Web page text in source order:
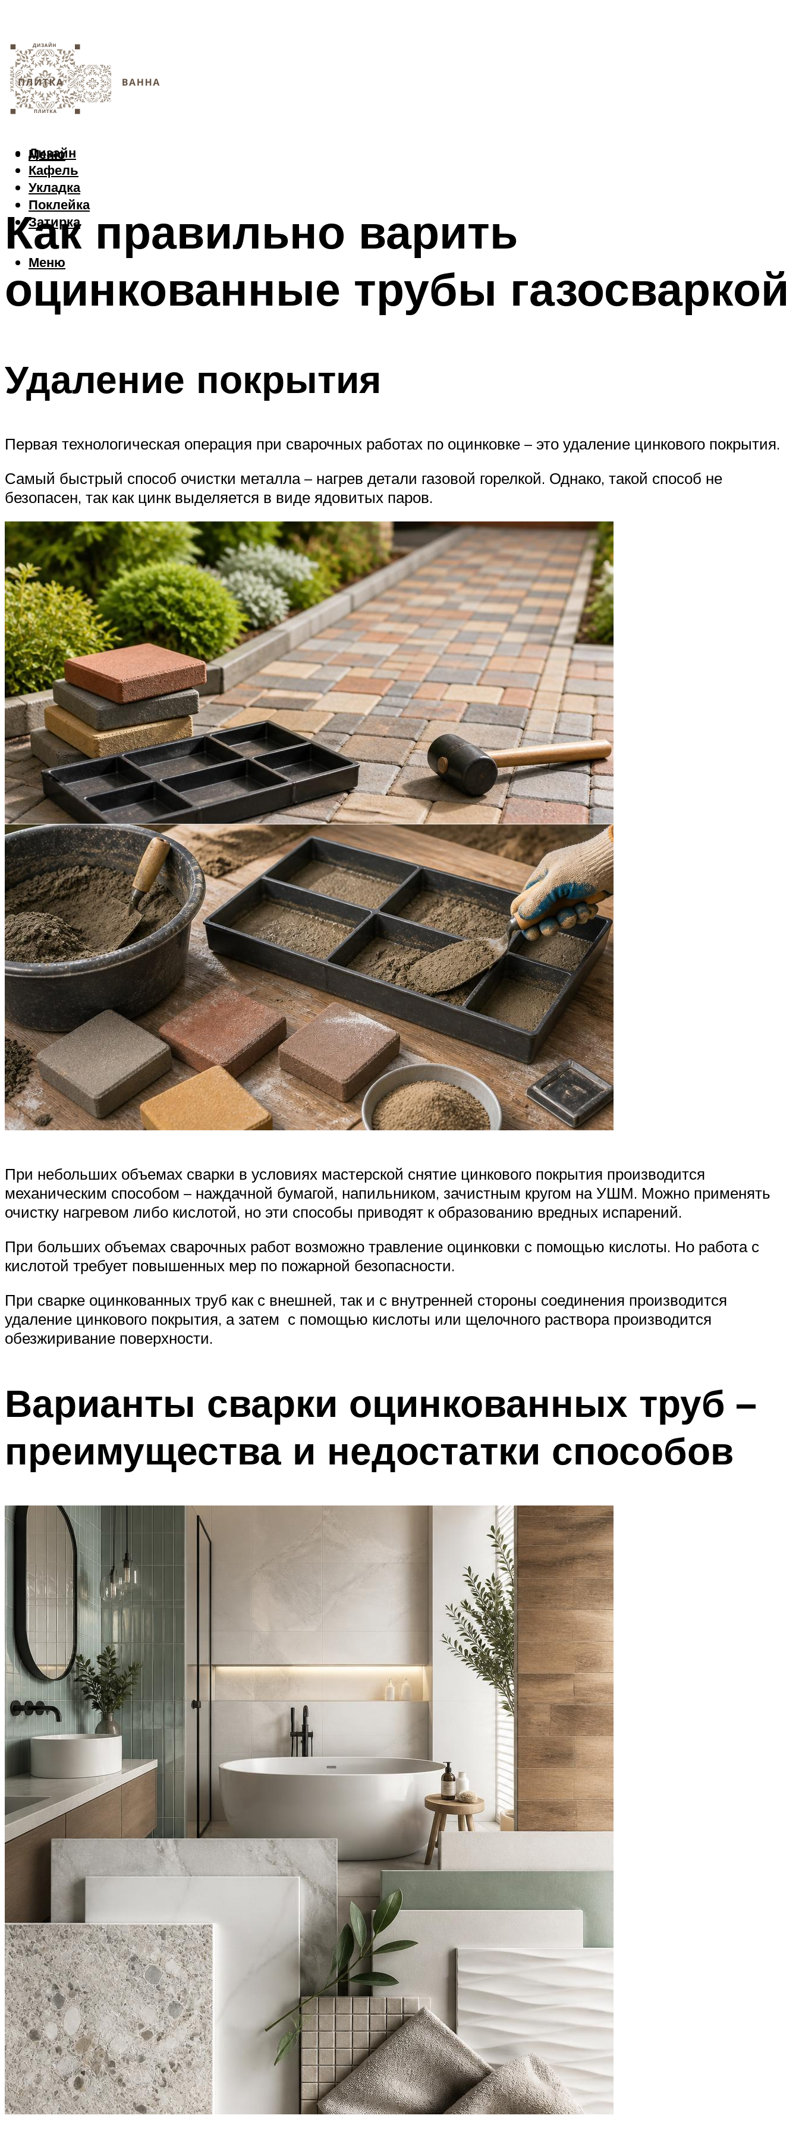
Дизайн
Кафель
Укладка
Поклейка
Затирка
Меню
Меню
Как правильно варить
оцинкованные трубы газосваркой
Удаление покрытия
Первая технологическая операция при сварочных работах по оцинковке – это удаление цинкового покрытия.
Самый быстрый способ очистки металла – нагрев детали газовой горелкой. Однако, такой способ не
безопасен, так как цинк выделяется в виде ядовитых паров.
При небольших объемах сварки в условиях мастерской снятие цинкового покрытия производится
механическим способом – наждачной бумагой, напильником, зачистным кругом на УШМ. Можно применять
очистку нагревом либо кислотой, но эти способы приводят к образованию вредных испарений.
При больших объемах сварочных работ возможно травление оцинковки с помощью кислоты. Но работа с
кислотой требует повышенных мер по пожарной безопасности.
При сварке оцинкованных труб как с внешней, так и с внутренней стороны соединения производится
удаление цинкового покрытия, а затем с помощью кислоты или щелочного раствора производится
обезжиривание поверхности.
Варианты сварки оцинкованных труб –
преимущества и недостатки способов